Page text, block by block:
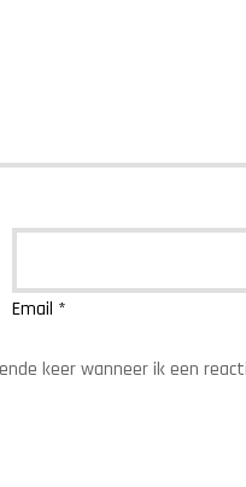
Email *
keer wanneer ik een